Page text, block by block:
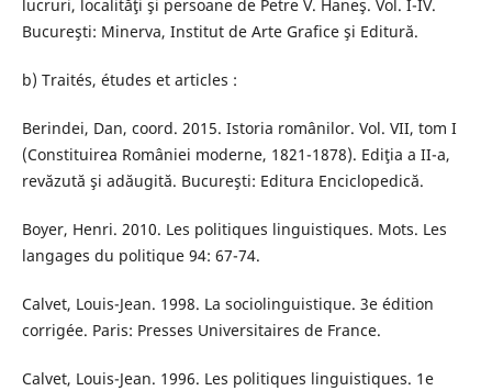
lucruri, localităţi şi persoane de Petre V. Haneş. Vol. I-IV.
Bucureşti: Minerva, Institut de Arte Grafice şi Editură.
b) Traités, études et articles :
Berindei, Dan, coord. 2015. Istoria românilor. Vol. VII, tom I
(Constituirea României moderne, 1821-1878). Ediţia a II-a,
revăzută şi adăugită. Bucureşti: Editura Enciclopedică.
Boyer, Henri. 2010. Les politiques linguistiques. Mots. Les
langages du politique 94: 67-74.
Calvet, Louis-Jean. 1998. La sociolinguistique. 3e édition
corrigée. Paris: Presses Universitaires de France.
Calvet, Louis-Jean. 1996. Les politiques linguistiques. 1e